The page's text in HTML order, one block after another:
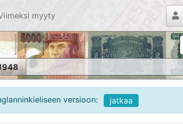
myyty
versioon: jatkaa